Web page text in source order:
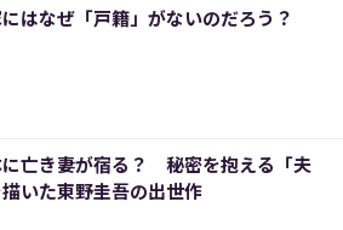
はなぜ「戸籍」がないのだろう？
亡き妻が宿る？ 秘密を抱える「夫
いた東野圭吾の出世作